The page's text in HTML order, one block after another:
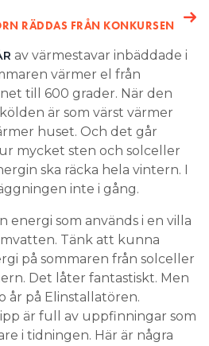
RÄDDAS FRÅN KONKURSEN
av värmestavar inbäddade i
värmer el från
till 600 grader. När den
är som värst värmer
huset. Och det går
mycket sten och solceller
ska räcka hela vintern. I
inte i gång.
energi som används i en villa
Tänk att kunna
på sommaren från solceller
Det låter fantastiskt. Men
år på Elinstallatören.
är full av uppfinningar som
i tidningen. Här är några